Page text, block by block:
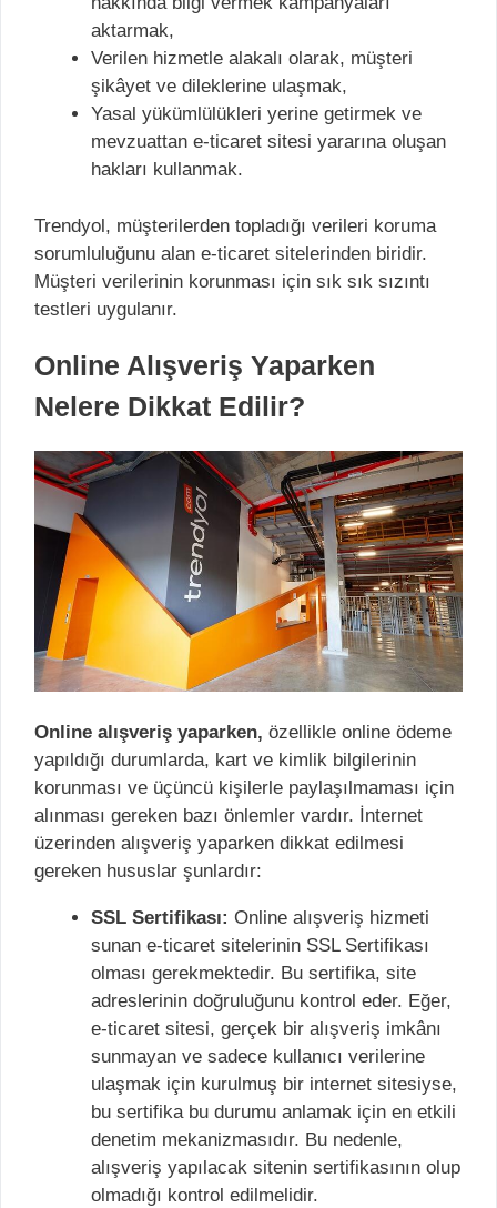
aktarmak,
Verilen hizmetle alakalı olarak, müşteri
şikâyet ve dileklerine ulaşmak,
Yasal yükümlülükleri yerine getirmek ve
mevzuattan e-ticaret sitesi yararına oluşan
hakları kullanmak.
Trendyol, müşterilerden topladığı verileri koruma
sorumluluğunu alan e-ticaret sitelerinden biridir.
Müşteri verilerinin korunması için sık sık sızıntı
testleri uygulanır.
Online Alışveriş Yaparken
Nelere Dikkat Edilir?
Online alışveriş yaparken, özellikle online ödeme
yapıldığı durumlarda, kart ve kimlik bilgilerinin
korunması ve üçüncü kişilerle paylaşılmaması için
alınması gereken bazı önlemler vardır. İnternet
üzerinden alışveriş yaparken dikkat edilmesi
gereken hususlar şunlardır:
SSL Sertifikası: Online alışveriş hizmeti
sunan e-ticaret sitelerinin SSL Sertifikası
olması gerekmektedir. Bu sertifika, site
adreslerinin doğruluğunu kontrol eder. Eğer,
e-ticaret sitesi, gerçek bir alışveriş imkânı
sunmayan ve sadece kullanıcı verilerine
ulaşmak için kurulmuş bir internet sitesiyse,
bu sertifika bu durumu anlamak için en etkili
denetim mekanizmasıdır. Bu nedenle,
alışveriş yapılacak sitenin sertifikasının olup
olmadığı kontrol edilmelidir.